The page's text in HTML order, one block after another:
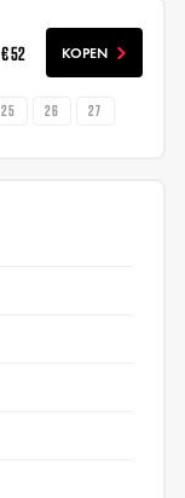
€ 52 KOPEN
25 26 27